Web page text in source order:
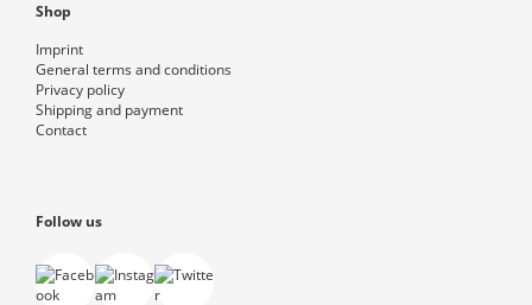
Shop
Imprint
General terms and conditions
Privacy policy
Shipping and payment
Contact
Follow us